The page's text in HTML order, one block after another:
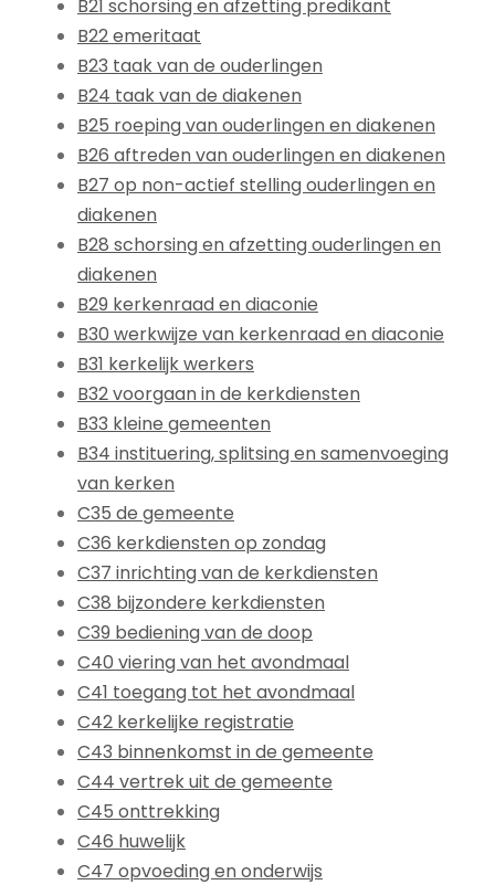
B21 schorsing en afzetting predikant
B22 emeritaat
B23 taak van de ouderlingen
B24 taak van de diakenen
B25 roeping van ouderlingen en diakenen
B26 aftreden van ouderlingen en diakenen
B27 op non-actief stelling ouderlingen en
diakenen
B28 schorsing en afzetting ouderlingen en
diakenen
B29 kerkenraad en diaconie
B30 werkwijze van kerkenraad en diaconie
B31 kerkelijk werkers
B32 voorgaan in de kerkdiensten
B33 kleine gemeenten
B34 instituering, splitsing en samenvoeging
van kerken
C35 de gemeente
C36 kerkdiensten op zondag
C37 inrichting van de kerkdiensten
C38 bijzondere kerkdiensten
C39 bediening van de doop
C40 viering van het avondmaal
C41 toegang tot het avondmaal
C42 kerkelijke registratie
C43 binnenkomst in de gemeente
C44 vertrek uit de gemeente
C45 onttrekking
C46 huwelijk
C47 opvoeding en onderwijs